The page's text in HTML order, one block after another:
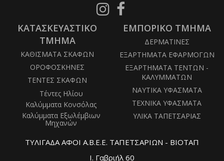
Follow
on
Facebook
ΚΑΤΑΣΚΕΥΑΣΤΙΚΟ
ΤΜΗΜΑ
ΚΑΘΙΣΜΑΤΑ ΣΚΑΦΩΝ
ΟΡΟΦΟΣΚΗΝΕΣ
ΤΕΝΤΕΣ ΣΚΑΦΩΝ
Τέντες Ηλίου
Καλύμματα Κονσόλας
Καλύμματα Εξωλέμβιων
Μηχανών
ΕΜΠΟΡΙΚΟ ΤΜΗΜΑ
ΔΕΡΜΑΤΙΝΕΣ
ΕΞΑΡΤΗΜΑΤΑ ΕΦΑΡΜΟΓΩΝ
ΕΞΑΡΤΗΜΑΤΑ ΤΕΝΤΩΝ -
ΚΑΛΥΜΜΑΤΩΝ
ΝΑΥΤΙΚΑ ΥΦΑΣΜΑΤΑ
ΤΕΧΝΙΚΑ ΥΦΑΣΜΑΤΑ
ΥΛΙΚΑ ΤΑΠΕΤΣΑΡΙΑΣ
ΤΥΛΙΓΑΔΑ ΑΦΟΙ Α.Β.Ε.Ε. ΤΑΠΕΤΣΑΡΙΩΝ - ΒΙΟΤΑΠ
Ι. Γαβριήλ 60